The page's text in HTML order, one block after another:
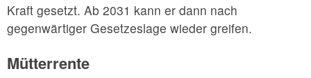
Kraft gesetzt. Ab 2031 kann er dann nach
gegenwärtiger Gesetzeslage wieder greifen.
Mütterrente